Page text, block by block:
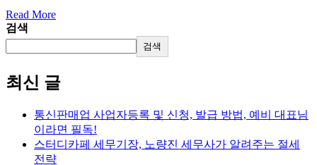
Read More
검색
검색
최신 글
통신판매업 사업자등록 및 신청, 발급 방법, 예비 대표님
이라면 필독!
스터디카페 세무기장, 노량진 세무사가 알려주는 절세
전략